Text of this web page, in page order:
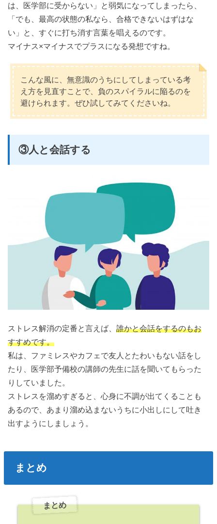
は、医学部に受からない」と弱気になってしまったら、
「でも、最高の状態の私なら、合格できないはずはな
い」と、すぐに打ち消す言葉を唱えるのです。
マイナス×マイナスでプラスになる発想ですね。
こんな風に、無意識のうちにしてしまっている考
え方を見直すことで、負のスパイラルに陥るのを
避けられます。ぜひ試してみてくださいね。
③人と会話する
ストレス解消の定番と言えば、誰かと会話をするのもお
すすめです。
私は、ファミレスやカフェで友人とたわいもない話をし
たり、医学部予備校の講師の先生に話を聞いてもらった
りしていました。
ストレスを溜めすぎると、心身に不調が出てくることも
あるので、あまり溜め込まないうちに小出しにして吐き
出すようにしましょう。
まとめ
まとめ